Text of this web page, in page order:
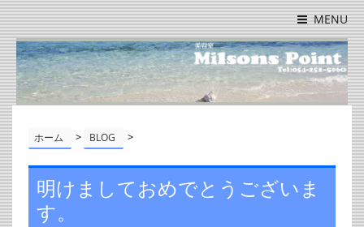
MENU
ホーム > BLOG >
明けましておめでとうございま
す。